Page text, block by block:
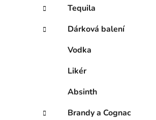
p
a
Tequila
Dárková balení
Vodka
Likér
Absinth
Brandy a Cognac